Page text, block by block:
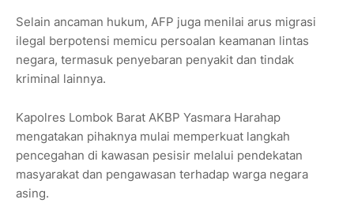
Selain ancaman hukum, AFP juga menilai arus migrasi
ilegal berpotensi memicu persoalan keamanan lintas
negara, termasuk penyebaran penyakit dan tindak
kriminal lainnya.
Kapolres Lombok Barat AKBP Yasmara Harahap
mengatakan pihaknya mulai memperkuat langkah
pencegahan di kawasan pesisir melalui pendekatan
masyarakat dan pengawasan terhadap warga negara
asing.